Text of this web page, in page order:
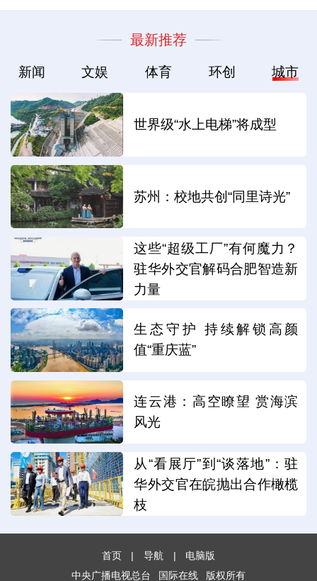
最新推荐
新闻 文娱 体育 环创 城市
世界级“水上电梯”将成型
苏州：校地共创“同里诗光”
这些“超级工厂”有何魔力？
驻华外交官解码合肥智造新
力量
生态守护 持续解锁高颜
值“重庆蓝”
连云港：高空瞭望 赏海滨
风光
从“看展厅”到“谈落地”：驻
华外交官在皖抛出合作橄榄
枝
首页 | 导航 |
电脑版
中央广播电视总台
国际在线 版权所有